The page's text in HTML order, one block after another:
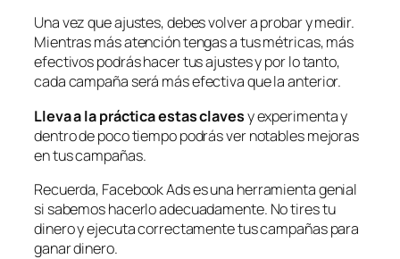
Una vez que ajustes, debes volver a probar y medir.
Mientras más atención tengas a tus métricas, más
efectivos podrás hacer tus ajustes y por lo tanto,
cada campaña será más efectiva que la anterior.
Lleva a la práctica estas clavesy experimenta y
dentro de poco tiempo podrás ver notables mejoras
en tus campañas.
Recuerda, Facebook Ads es una herramienta genial
si sabemos hacerlo adecuadamente. No tires tu
dinero y ejecuta correctamente tus campañas para
ganar dinero.